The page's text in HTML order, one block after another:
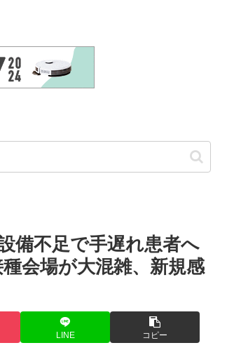
備不足で手遅れ患者へ
会場が大混雑、新規感
LINE コピー